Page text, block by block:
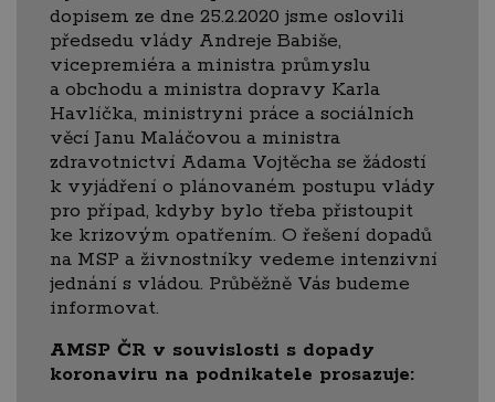
dopisem ze dne 25.2.2020 jsme oslovili
předsedu vlády Andreje Babiše,
vicepremiéra a ministra průmyslu
a obchodu a ministra dopravy Karla
Havlíčka, ministryni práce a sociálních
věcí Janu Maláčovou a ministra
zdravotnictví Adama Vojtěcha se žádostí
k vyjádření o plánovaném postupu vlády
pro případ, kdyby bylo třeba přistoupit
ke krizovým opatřením. O řešení dopadů
na MSP a živnostníky vedeme intenzivní
jednání s vládou. Průběžně Vás budeme
informovat.
AMSP ČR v souvislosti s dopady
koronaviru na podnikatele prosazuje: